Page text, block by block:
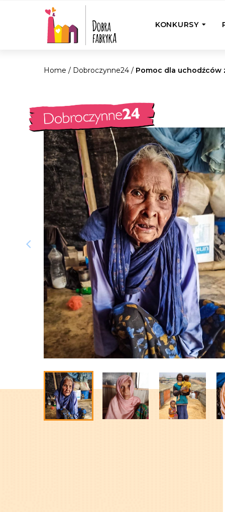
KONKURSY
Wyjedź z
Wyjedź do
Żakowskim z
Home / Dobroczynne24 / Pomoc dla uchodźców